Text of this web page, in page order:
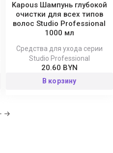
Kapous Шампунь глубокой
очистки для всех типов
волос Studio Professional
1000 мл
Средства для ухода серии
Studio Professional
20.60 BYN
В корзину